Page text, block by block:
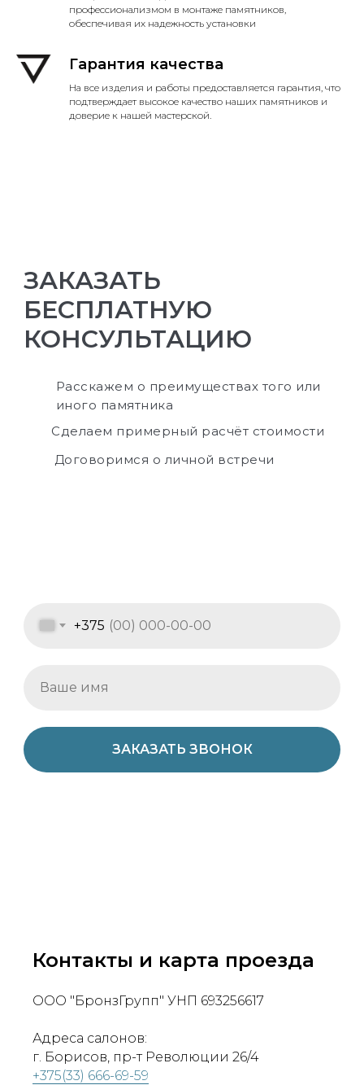
профессионализмом в монтаже памятников,
обеспечивая их надежность установки
Гарантия качества
На все изделия и работы предоставляется гарантия, что
подтверждает высокое качество наших памятников и
доверие к нашей мастерской.
ЗАКАЗАТЬ
БЕСПЛАТНУЮ
КОНСУЛЬТАЦИЮ
+375
ЗАКАЗАТЬ ЗВОНОК
Расскажем о преимуществах того или
иного памятника
Сделаем примерный расчёт стоимости
Договоримся о личной встречи
Контакты и карта проезда
ООО "БронзГрупп" УНП 693256617
Адреса салонов:
г. Борисов, пр-т Революции 26/4
+375(33) 666-69-59